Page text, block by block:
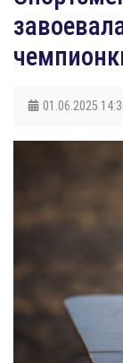
01.06.2025